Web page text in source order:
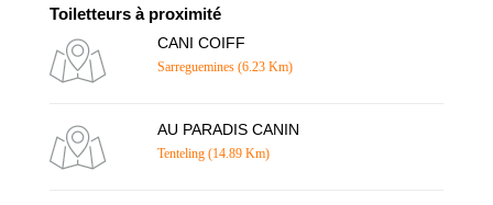
Toiletteurs à proximité
CANI COIFF
Sarreguemines (6.23 Km)
AU PARADIS CANIN
Tenteling (14.89 Km)